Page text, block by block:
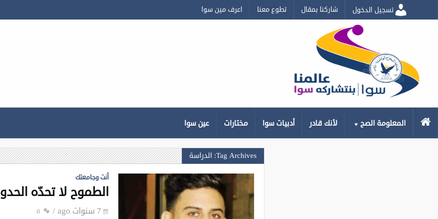
تسجيل الدخول شاركنا بمقال تطوع معنا اعرف مين سوا
الرئيسيةالمعلومة الصح لأنك قادر أدبيات سوا مختارات عين سوا
Tag Archives: الدراسة
أنت وجامعتك
الطموح لا تحدّه
7 سنوات ago 0